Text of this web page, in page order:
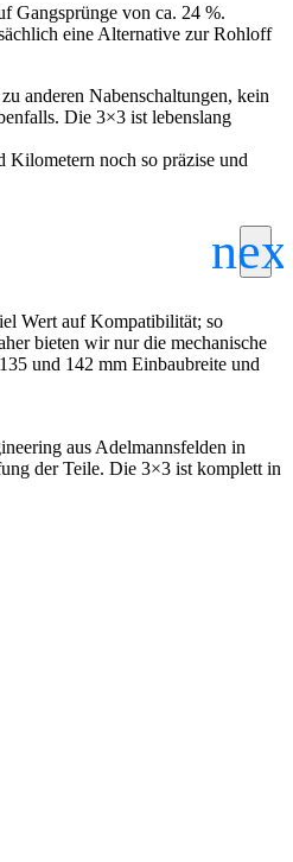
Gangsprünge von ca. 24 %.
eine Alternative zur Rohloff
anderen Nabenschaltungen, kein
Die 3×3 ist lebenslang
Kilometern noch so präzise und
Wert auf Kompatibilität; so
bieten wir nur die mechanische
und 142 mm Einbaubreite und
aus Adelmannsfelden in
der Teile. Die 3×3 ist komplett in